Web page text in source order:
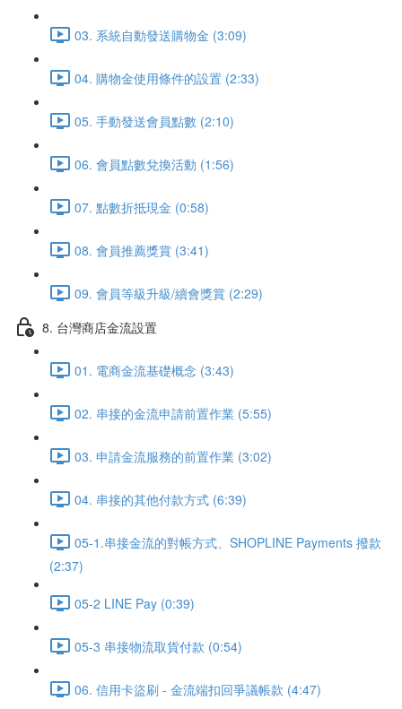
03. 系統自動發送購物金 (3:09)
04. 購物金使用條件的設置 (2:33)
05. 手動發送會員點數 (2:10)
06. 會員點數兌換活動 (1:56)
07. 點數折抵現金 (0:58)
08. 會員推薦獎賞 (3:41)
09. 會員等級升級/續會獎賞 (2:29)
8. 台灣商店金流設置
01. 電商金流基礎概念 (3:43)
02. 串接的金流申請前置作業 (5:55)
03. 申請金流服務的前置作業 (3:02)
04. 串接的其他付款方式 (6:39)
05-1.串接金流的對帳方式、SHOPLINE Payments 撥款
(2:37)
05-2 LINE Pay (0:39)
05-3 串接物流取貨付款 (0:54)
06. 信用卡盜刷 - 金流端扣回爭議帳款 (4:47)